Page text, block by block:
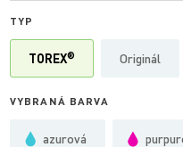
TYP
TOREX® Originál
VYBRANÁ BARVA
azurová